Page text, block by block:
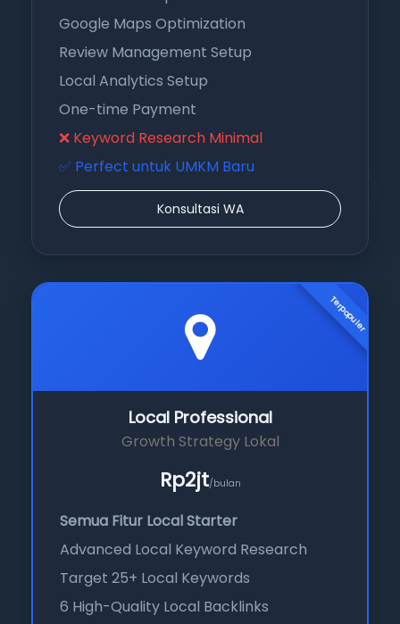
Google Maps Optimization
Review Management Setup
Local Analytics Setup
One-time Payment
❌ Keyword Research Minimal
✅ Perfect untuk UMKM Baru
Konsultasi WA
Terpopuler
Local Professional
Growth Strategy Lokal
Rp2jt/bulan
Semua Fitur Local Starter
Advanced Local Keyword Research
Target 25+ Local Keywords
6 High-Quality Local Backlinks